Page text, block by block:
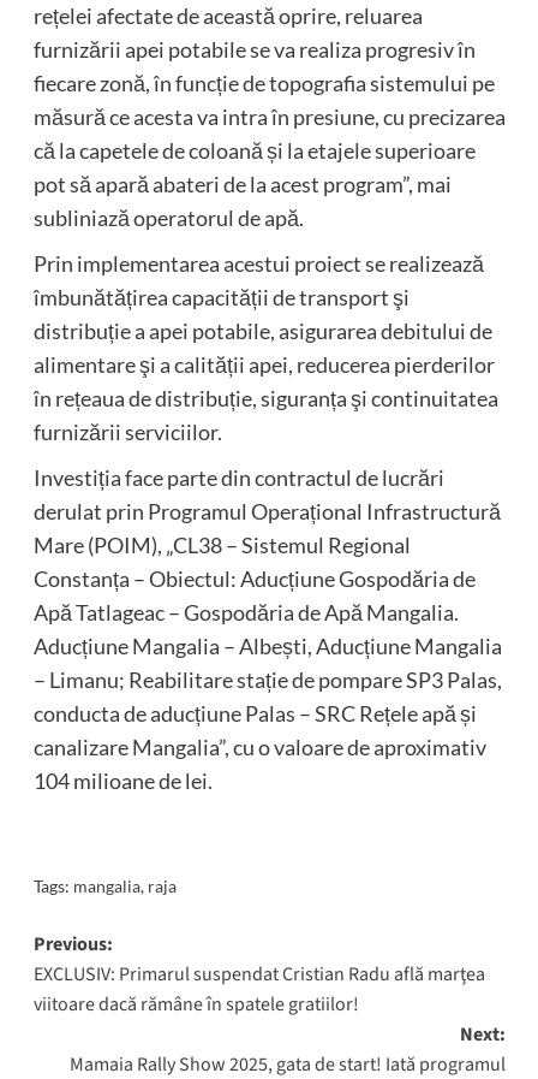
rețelei afectate de această oprire, reluarea
furnizării apei potabile se va realiza progresiv în
fiecare zonă, în funcție de topografia sistemului pe
măsură ce acesta va intra în presiune, cu precizarea
că la capetele de coloană și la etajele superioare
pot să apară abateri de la acest program”, mai
subliniază operatorul de apă.
Prin implementarea acestui proiect se realizează
îmbunătățirea capacității de transport şi
distribuție a apei potabile, asigurarea debitului de
alimentare şi a calității apei, reducerea pierderilor
în rețeaua de distribuție, siguranța şi continuitatea
furnizării serviciilor.
Investiția face parte din contractul de lucrări
derulat prin Programul Operațional Infrastructură
Mare (POIM), „CL38 – Sistemul Regional
Constanța – Obiectul: Aducțiune Gospodăria de
Apă Tatlageac – Gospodăria de Apă Mangalia.
Aducțiune Mangalia – Albești, Aducțiune Mangalia
– Limanu; Reabilitare stație de pompare SP3 Palas,
conducta de aducțiune Palas – SRC Rețele apă și
canalizare Mangalia”, cu o valoare de aproximativ
104 milioane de lei.
Tags: mangalia, raja
Post
navigation
Previous:
EXCLUSIV: Primarul suspendat Cristian Radu află marţea
viitoare dacă rămâne în spatele gratiilor!
Next:
Mamaia Rally Show 2025, gata de start! Iată programul